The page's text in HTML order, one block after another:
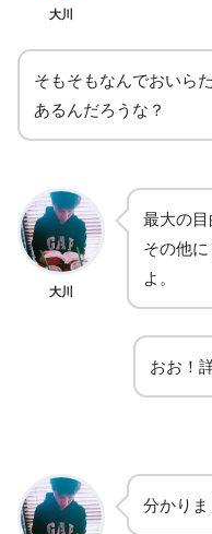
大川
そもそもなんでおいら
あるんだろうな？
大川
最大の
その他
よ。
おお！
分かりま